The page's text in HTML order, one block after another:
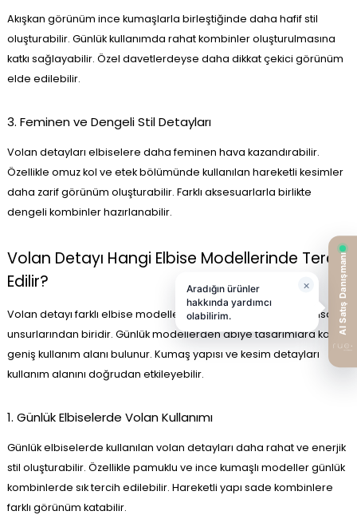
Akışkan görünüm ince kumaşlarla birleştiğinde daha hafif stil
oluşturabilir. Günlük kullanımda rahat kombinler oluşturulmasına
katkı sağlayabilir. Özel davetlerdeyse daha dikkat çekici görünüm
elde edilebilir.
3. Feminen ve Dengeli Stil Detayları
Volan detayları elbiselere daha feminen hava kazandırabilir.
Özellikle omuz kol ve etek bölümünde kullanılan hareketli kesimler
daha zarif görünüm oluşturabilir. Farklı aksesuarlarla birlikte
dengeli kombinler hazırlanabilir.
Volan Detayı Hangi Elbise Modellerinde Tercih
Edilir?
Volan detayı farklı elbise modellerinde kullanılan çok yönlü tasarım
unsurlarından biridir. Günlük modellerden abiye tasarımlara kadar
geniş kullanım alanı bulunur. Kumaş yapısı ve kesim detayları
kullanım alanını doğrudan etkileyebilir.
1. Günlük Elbiselerde Volan Kullanımı
Günlük elbiselerde kullanılan volan detayları daha rahat ve enerjik
stil oluşturabilir. Özellikle pamuklu ve ince kumaşlı modeller günlük
kombinlerde sık tercih edilebilir. Hareketli yapı sade kombinlere
farklı görünüm katabilir.